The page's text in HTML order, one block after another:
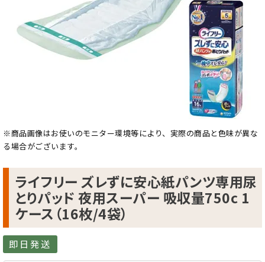
※商品画像はお使いのモニター環境等により、実際の商品と色味が異な
る場合がございます。
ライフリー ズレずに安心紙パンツ専用尿
とりパッド 夜用スーパー 吸収量750c 1
ケース（16枚/4袋）
即日発送